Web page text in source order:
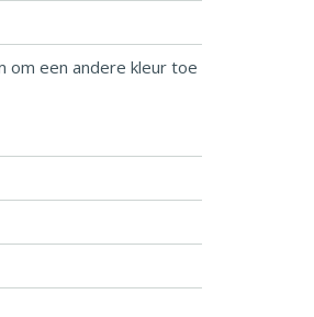
om een andere kleur toe